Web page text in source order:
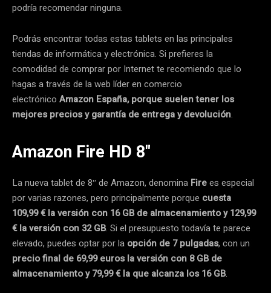
podría recomendar ninguna.
Podrás encontrar todas estas tablets en las principales
tiendas de informática y electrónica. Si prefieres la
comodidad de comprar por Internet te recomiendo que lo
hagas a través de la web líder en comercio
electrónico Amazon España, porque suelen tener los
mejores precios y garantía de entrega y devolución.
Amazon Fire HD 8″
La nueva tablet de 8″ de Amazon, denomina Firees especial
por varias razones, pero principalmente porque cuesta
109,99 € la versión con 16 GB de almacenamiento y 129,99
€ la versión con 32 GB. Si el presupuesto todavía te parece
elevado, puedes optar por la opción de 7 pulgadas, con un
precio final de 69,99 euros la versión con 8 GB de
almacenamiento y 79,99 € la que alcanza los 16 GB.